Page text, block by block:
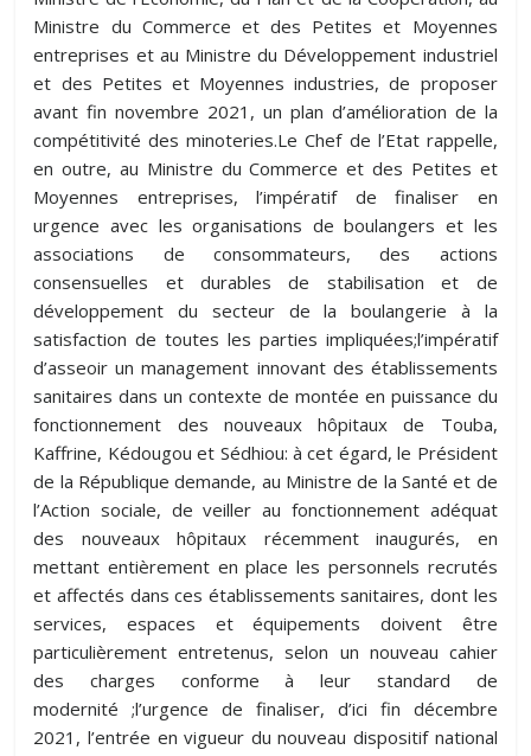
Ministre du Commerce et des Petites et Moyennes
entreprises et au Ministre du Développement industriel
et des Petites et Moyennes industries, de proposer
avant fin novembre 2021, un plan d’amélioration de la
compétitivité des minoteries.Le Chef de l’Etat rappelle,
en outre, au Ministre du Commerce et des Petites et
Moyennes entreprises, l’impératif de finaliser en
urgence avec les organisations de boulangers et les
associations de consommateurs, des actions
consensuelles et durables de stabilisation et de
développement du secteur de la boulangerie à la
satisfaction de toutes les parties impliquées;l’impératif
d’asseoir un management innovant des établissements
sanitaires dans un contexte de montée en puissance du
fonctionnement des nouveaux hôpitaux de Touba,
Kaffrine, Kédougou et Sédhiou: à cet égard, le Président
de la République demande, au Ministre de la Santé et de
l’Action sociale, de veiller au fonctionnement adéquat
des nouveaux hôpitaux récemment inaugurés, en
mettant entièrement en place les personnels recrutés
et affectés dans ces établissements sanitaires, dont les
services, espaces et équipements doivent être
particulièrement entretenus, selon un nouveau cahier
des charges conforme à leur standard de
modernité ;l’urgence de finaliser, d’ici fin décembre
2021, l’entrée en vigueur du nouveau dispositif national